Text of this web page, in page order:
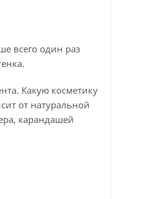
всего один раз
Какую косметику
от натуральной
карандашей